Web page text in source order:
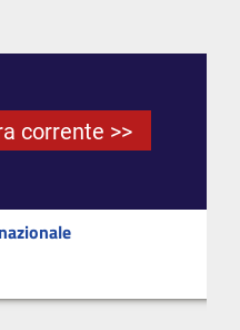
corrente >>